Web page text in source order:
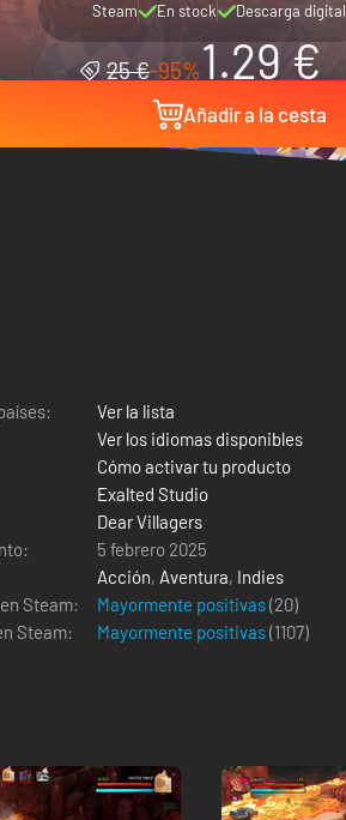
Steam En stock Descarga digital
25 €-95%1.29 €
Añadir a la cesta
Ver la lista
Ver los idiomas disponibles
Cómo activar tu producto
Exalted Studio
Dear Villagers
5 febrero 2025
Acción, Aventura, Indies
Steam:
Mayormente positivas(20)
Steam:
Mayormente positivas(1107)